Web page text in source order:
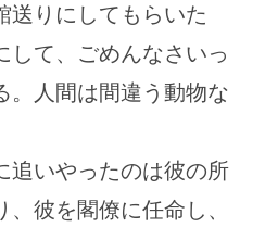
送りにしてもらいた
して、ごめんなさいっ
。人間は間違う動物な
追いやったのは彼の所
彼を閣僚に任命し、